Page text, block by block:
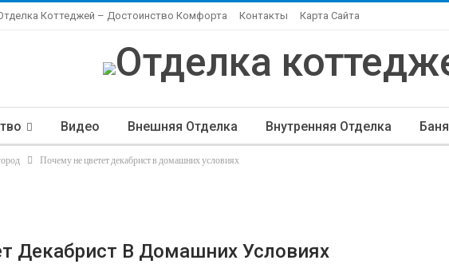
Коттеджей – Достоинство Комфорта Контакты Карта Сайта
Видео Внешняя Отделка Внутренняя Отделка Баня
Ландшафтный Дизайн
Почему не цветет декабрист в домашних условиях
Декабрист В Домашних Условиях